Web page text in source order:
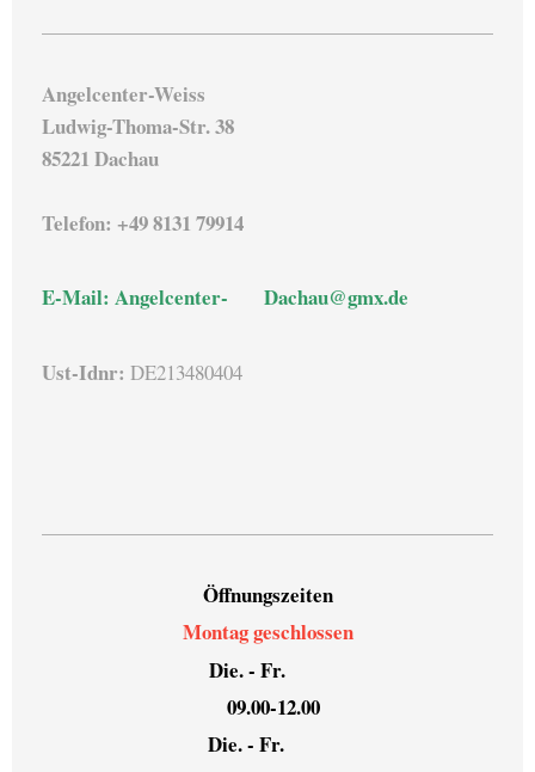
Angelcenter-Weiss
Ludwig-Thoma-Str. 38
85221 Dachau
Telefon: +49 8131 79914
E-Mail: Angelcenter- Dachau@gmx.de
Ust-Idnr: DE213480404
Öffnungszeiten
Montag geschlossen
Die. - Fr.
09.00-12.00
Die. - Fr.